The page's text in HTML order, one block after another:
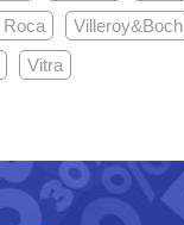
Roca Villeroy&Boch
Vitra